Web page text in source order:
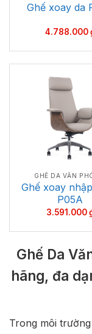
Ghế xoay da
4.788.000
GHẾ DA VĂN
Ghế xoay
P05A
3.591.000
Ghế Da
hãng, đa
Trong môi